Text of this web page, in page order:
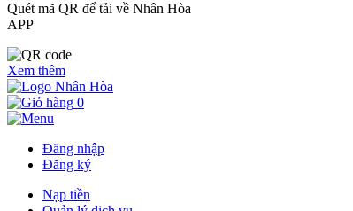
Quét mã QR để tải về Nhân Hòa
APP
Xem thêm
0
Đăng nhập
Đăng ký
Nạp tiền